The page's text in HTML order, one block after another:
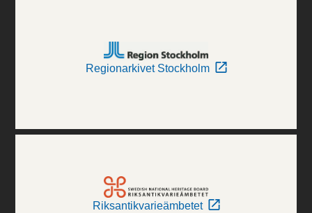
Regionarkivet Stockholm
Riksantikvarieämbetet